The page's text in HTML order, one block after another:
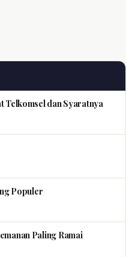
Telkomsel dan Syaratnya
Populer
Paling Ramai